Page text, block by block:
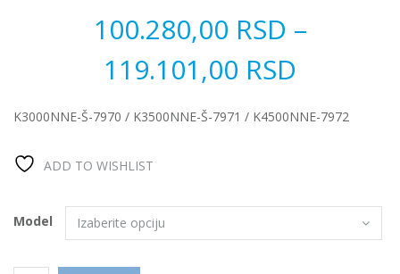
100.280,00 RSD –
119.101,00 RSD
K3000NNE-Š-7970 / K3500NNE-Š-7971 / K4500NNE-7972
ADD TO WISHLIST
Model